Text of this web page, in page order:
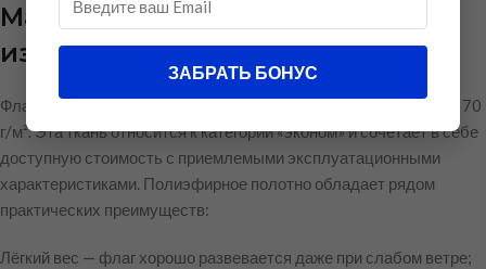
Материал и качество
изготовления
Флаг изготовлен из полиэфирного шелка тафетта плотностью 70
г/м². Эта ткань относится к категории «эконом» и сочетает в себе
доступную стоимость с приемлемыми эксплуатационными
характеристиками. Полиэфирное полотно обладает рядом
практических преимуществ:
Лёгкий вес — флаг хорошо развевается даже при слабом ветре;
ЗАБРАТЬ БОНУС